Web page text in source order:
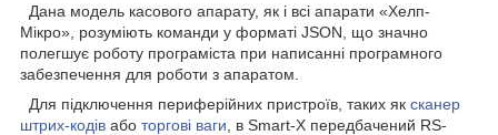
Дана модель касового апарату, як і всі апарати «Хелп-
Мікро», розуміють команди у форматі JSON, що значно
полегшує роботу програміста при написанні програмного
забезпечення для роботи з апаратом.
Для підключення периферійних пристроїв, таких як сканер
штрих-кодів або торгові ваги , в Smart-X передбачений RS-